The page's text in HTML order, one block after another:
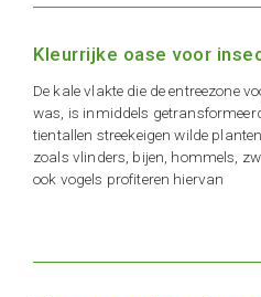
Kleurrijke oase voor
De kale vlakte die de entreezone
was, is inmiddels
tientallen streekeigen wilde
zoals vlinders, bijen, hommels,
ook vogels profiteren hiervan